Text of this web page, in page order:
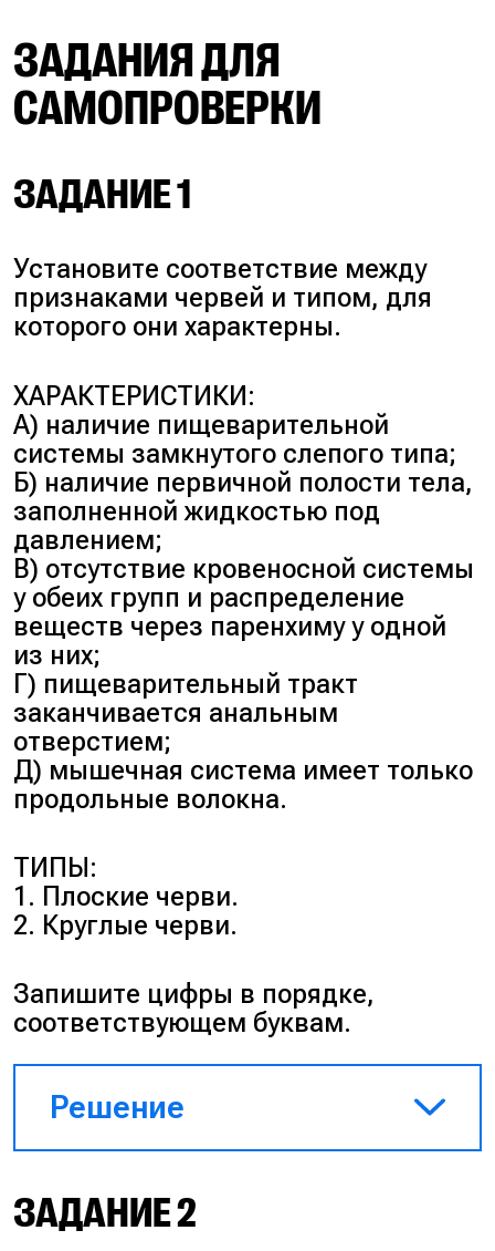
ЗАДАНИЯ ДЛЯ
САМОПРОВЕРКИ
ЗАДАНИЕ 1
Установите соответствие между
признаками червей и типом, для
которого они характерны.
ХАРАКТЕРИСТИКИ:
А) наличие пищеварительной
системы замкнутого слепого типа;
Б) наличие первичной полости тела,
заполненной жидкостью под
давлением;
В) отсутствие кровеносной системы
у обеих групп и распределение
веществ через паренхиму у одной
из них;
Г) пищеварительный тракт
заканчивается анальным
отверстием;
Д) мышечная система имеет только
продольные волокна.
ТИПЫ:
1. Плоские черви.
2. Круглые черви.
Запишите цифры в порядке,
соответствующем буквам.
Решение
признаки А (пищеварительная
система слепо замкнута) и В
ЗАДАНИЕ 2